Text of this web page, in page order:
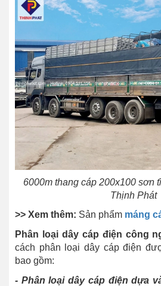
6000m thang cáp 200x100 sơn
Thịnh Phát
>> Xem thêm: Sản phẩm máng
Phân loại dây cáp điện công
cách phân loại dây cáp điện
bao gồm:
- Phân loại dây cáp điện dựa